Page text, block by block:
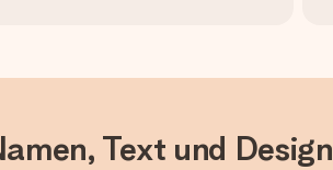
Text und Design